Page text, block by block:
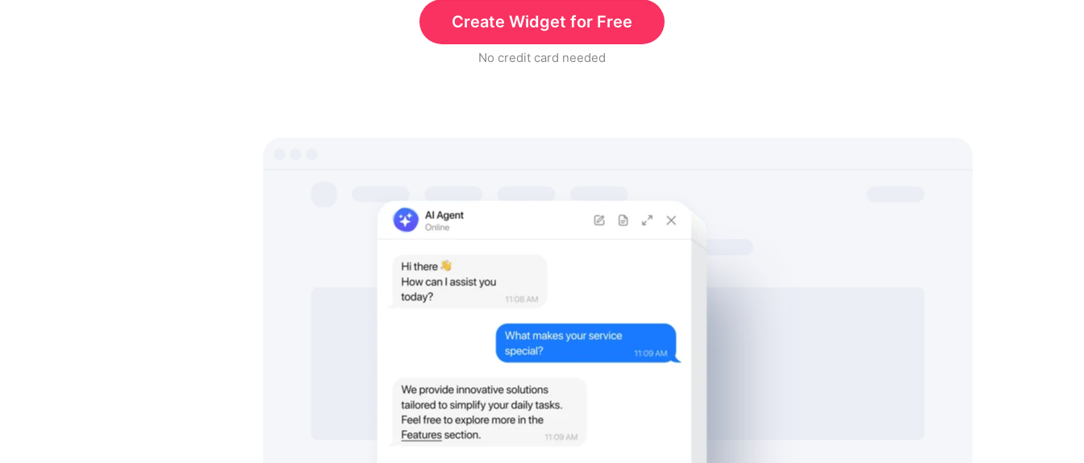
Create Widget for Free
No credit card needed